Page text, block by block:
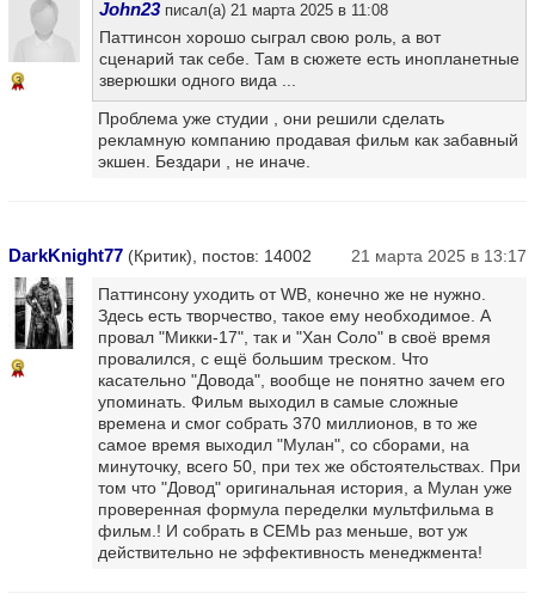
3
John23писал(а) 21 марта 2025 в 11:08
Паттинсон хорошо сыграл свою роль, а вот
сценарий так себе. Там в сюжете есть инопланетные
зверюшки одного вида ...
Проблема уже студии , они решили сделать
рекламную компанию продавая фильм как забавный
экшен. Бездари , не иначе.
DarkKnight77 (Критик), постов: 14002 21 марта 2025 в 13:17
5
Паттинсону уходить от WB, конечно же не нужно.
Здесь есть творчество, такое ему необходимое. А
провал "Микки-17", так и "Хан Соло" в своё время
провалился, с ещё большим треском. Что
касательно "Довода", вообще не понятно зачем его
упоминать. Фильм выходил в самые сложные
времена и смог собрать 370 миллионов, в то же
самое время выходил "Мулан", со сборами, на
минуточку, всего 50, при тех же обстоятельствах. При
том что "Довод" оригинальная история, а Мулан уже
проверенная формула переделки мультфильма в
фильм.! И собрать в СЕМЬ раз меньше, вот уж
действительно не эффективность менеджмента!